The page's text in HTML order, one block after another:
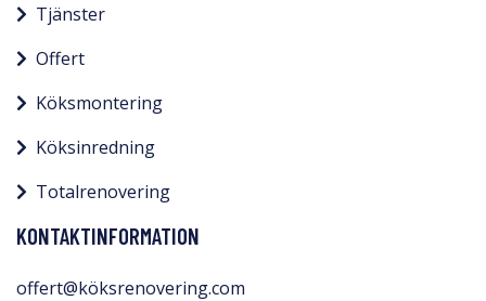
Tjänster
Offert
Köksmontering
Köksinredning
Totalrenovering
KONTAKTINFORMATION
offert@köksrenovering.com